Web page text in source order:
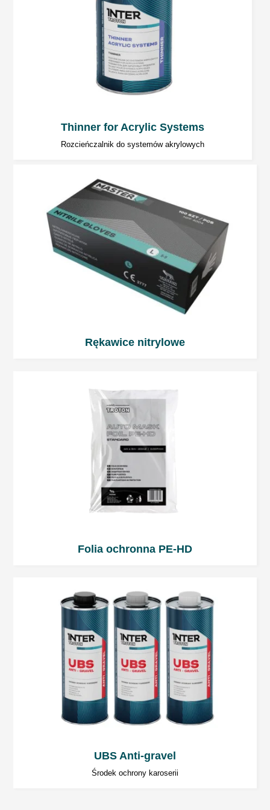
Najlepsze rezultaty osiągnie się
lakierując w temperaturze pokojowej.
Temperatura otoczenia i temperatura
produktu
aplikowanego powinny być zbliżone.
ochrony osobistej. Chronić oczy i drogi
oddechowe.
wentylowane.
Narzędzia powinny być myte
bezpośrednio po aplikacji.
Uwaga: W celu zachowania bezpieczeństwa
należy zawsze postępować zgodnie z
instrukcjami zawartymi w karcie MSDS
Thinner for Acrylic Systems
Rozcieńczalnik do systemów akrylowych
Rękawice nitrylowe
Folia ochronna PE-HD
UBS Anti-gravel
Środek ochrony karoserii